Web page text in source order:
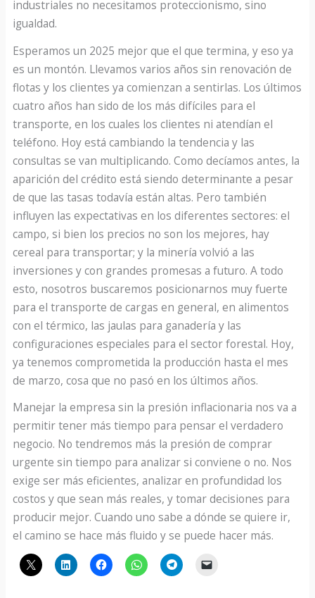
industriales no necesitamos proteccionismo, sino
igualdad.
Esperamos un 2025 mejor que el que termina, y eso ya
es un montón. Llevamos varios años sin renovación de
flotas y los clientes ya comienzan a sentirlas. Los últimos
cuatro años han sido de los más difíciles para el
transporte, en los cuales los clientes ni atendían el
teléfono. Hoy está cambiando la tendencia y las
consultas se van multiplicando. Como decíamos antes, la
aparición del crédito está siendo determinante a pesar
de que las tasas todavía están altas. Pero también
influyen las expectativas en los diferentes sectores: el
campo, si bien los precios no son los mejores, hay
cereal para transportar; y la minería volvió a las
inversiones y con grandes promesas a futuro. A todo
esto, nosotros buscaremos posicionarnos muy fuerte
para el transporte de cargas en general, en alimentos
con el térmico, las jaulas para ganadería y las
configuraciones especiales para el sector forestal. Hoy,
ya tenemos comprometida la producción hasta el mes
de marzo, cosa que no pasó en los últimos años.
Manejar la empresa sin la presión inflacionaria nos va a
permitir tener más tiempo para pensar el verdadero
negocio. No tendremos más la presión de comprar
urgente sin tiempo para analizar si conviene o no. Nos
exige ser más eficientes, analizar en profundidad los
costos y que sean más reales, y tomar decisiones para
producir mejor. Cuando uno sabe a dónde se quiere ir,
el camino se hace más fluido y se puede hacer más.